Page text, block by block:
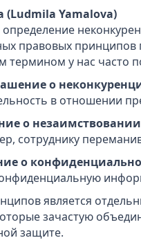
Yamalova)
правовых
термином у нас часто
о
в отношении
о
сотруднику
о
является
зачастую
защите.